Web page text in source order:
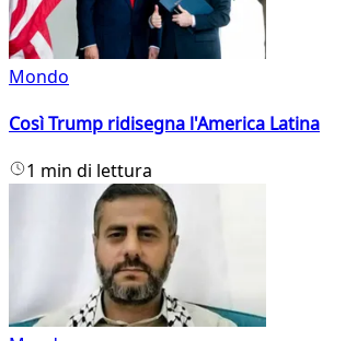
Mondo
Così Trump ridisegna l'America Latina
1 min di lettura